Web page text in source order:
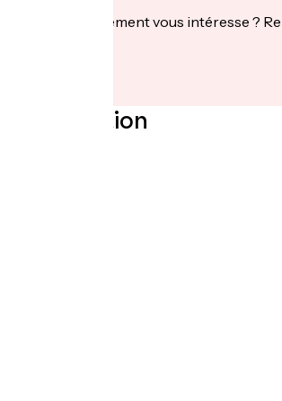
Cet établissement vous intéresse ?
Localisation